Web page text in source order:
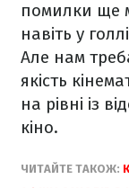
помилки ще
навіть у
Але нам
якість
на рівні із
кіно.
ЧИТАЙТЕ ТАКОЖ: